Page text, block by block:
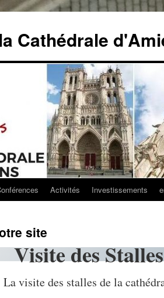
Cathédrale
Activités Investissements
site
Visite des Stalles
La visite des stalles de la